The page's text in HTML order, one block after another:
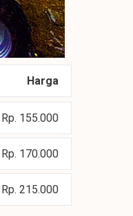
Harga
Rp. 155.000
Rp. 170.000
Rp. 215.000